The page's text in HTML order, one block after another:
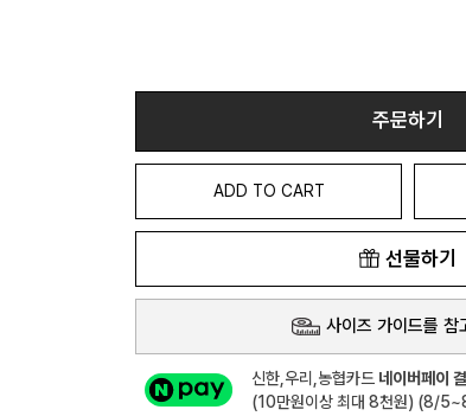
주문하기
ADD TO CART
선물하기
사이즈 가이드를 참
신한,우리,농협카드 네이버페이
(10만원이상 최대 8천원) (8/